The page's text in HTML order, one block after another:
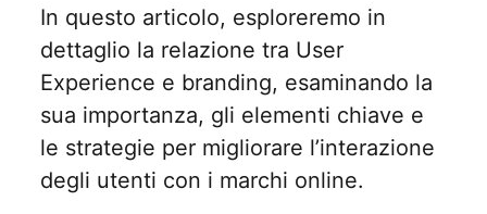
In questo articolo, esploreremo in
dettaglio la relazione tra User
Experience e branding, esaminando la
sua importanza, gli elementi chiave e
le strategie per migliorare l’interazione
degli utenti con i marchi online.